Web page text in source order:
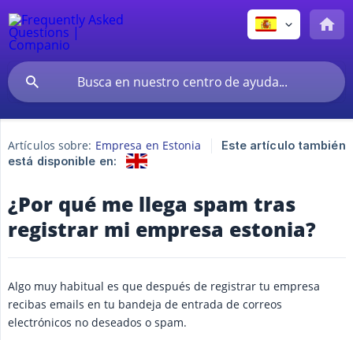
Artículos sobre: Empresa en Estonia
Este artículo también
está disponible en:
¿Por qué me llega spam tras
registrar mi empresa estonia?
Algo muy habitual es que después de registrar tu empresa
recibas emails en tu bandeja de entrada de correos
electrónicos no deseados o spam.